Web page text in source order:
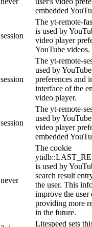
embedded
session
The yt-remote-
is used by
video player
YouTube videos.
session
The yt-remote-
used by
preferences and
interface of the
video player.
session
The yt-remote-
used by
video player
embedded
never
The cookie
is used by
search result
the user. This
improve the user
providing more
in the future.
Litespeed sets